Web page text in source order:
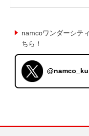
namcoワンダーシテ
ちら！